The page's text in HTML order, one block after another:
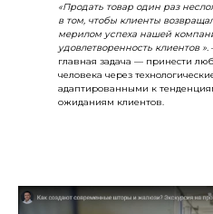
«Продать товар один раз
в том, чтобы клиенты
мерилом успеха нашей
удовлетворенность клиентов ».
главная задача — принести
человека через
адаптированными к
ожиданиям клиентов.